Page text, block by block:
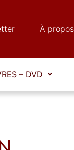
À propos
– DVD